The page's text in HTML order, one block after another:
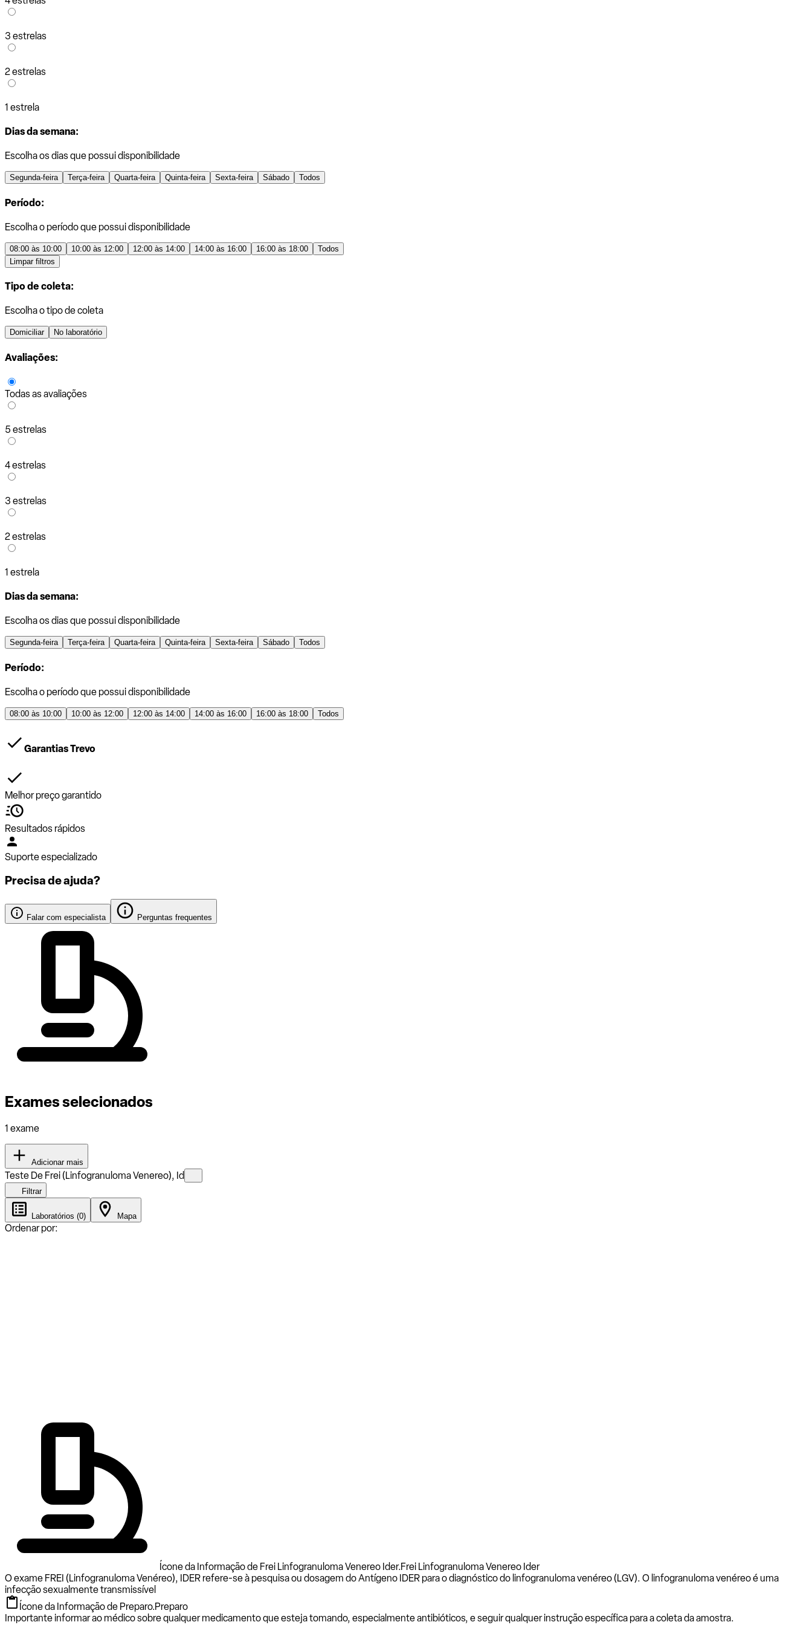
3 estrelas
2 estrelas
1 estrela
Dias da semana:
Escolha os dias que possui disponibilidade
Segunda-feira Terça-feira Quarta-feira Quinta-feira Sexta-feira Sábado Todos
Período:
Escolha o período que possui disponibilidade
08:00 às 10:00 10:00 às 12:00 12:00 às 14:00 14:00 às 16:00 16:00 às 18:00
Todos
Limpar filtros
Tipo de coleta:
Escolha o tipo de coleta
Domiciliar No laboratório
Avaliações:
Todas as avaliações
5 estrelas
4 estrelas
3 estrelas
2 estrelas
1 estrela
Dias da semana:
Escolha os dias que possui disponibilidade
Segunda-feira Terça-feira Quarta-feira Quinta-feira Sexta-feira Sábado Todos
Período:
Escolha o período que possui disponibilidade
08:00 às 10:00 10:00 às 12:00 12:00 às 14:00 14:00 às 16:00 16:00 às 18:00 Todos
Garantias Trevo
Melhor preço garantido
Resultados rápidos
Suporte especializado
Precisa de ajuda?
Falar com especialista Perguntas frequentes
Exames selecionados
1 exame
Adicionar mais
Teste De Frei (Linfogranuloma Venereo), Id
Filtrar
Laboratórios (0) Mapa
Ordenar por:
Ícone da Informação de Frei Linfogranuloma Venereo Ider.Frei Linfogranuloma Venereo Ider
O exame FREI (Linfogranuloma Venéreo), IDER refere-se à pesquisa ou dosagem do Antígeno IDER para o diagnóstico do linfogranuloma venéreo (LGV). O linfogranuloma venéreo é uma
infecção sexualmente transmissível
Ícone da Informação de Preparo.Preparo
Importante informar ao médico sobre qualquer medicamento que esteja tomando, especialmente antibióticos, e seguir qualquer instrução específica para a coleta da amostra.